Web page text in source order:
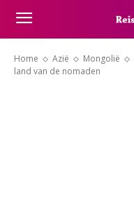
Home Azië Mongolië
land van de nomaden